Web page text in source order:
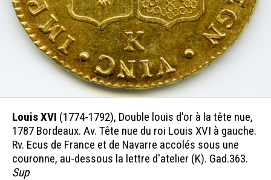
Louis XVI (1774-1792), Double louis d'or à la tête nue,
1787 Bordeaux. Av. Tête nue du roi Louis XVI à gauche.
Rv. Ecus de France et de Navarre accolés sous une
couronne, au-dessous la lettre d'atelier (K). Gad.363.
Sup